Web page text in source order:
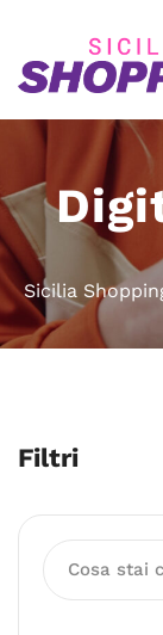
Sicilia
Filtri